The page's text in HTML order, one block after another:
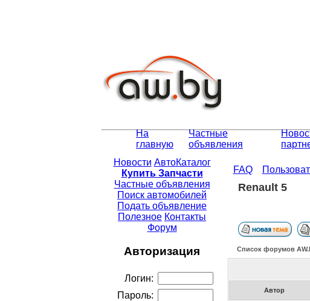
На
главную
Частные
объявления
Новости АвтоКаталог
Купить Запчасти
Частные объявления
Поиск автомобилей
Подать объявление
Полезное Контакты
Форум
Авторизация
Логин:
Пароль:
FAQ
Renault 5
Список форумов
Автор